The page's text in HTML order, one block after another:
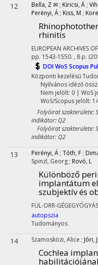
12 Bella, Z ✉ ; Kiricsi, Á ;
Perényi, Á ; Kiss, M ;
rhinitis
EUROPEAN ARCHIVES
pp. 1543-1550. , 8 p.
DOIWoS Scopus
Központi kezelésű
Nyilvános idéző
Nem jelölt: 0 | WoS
WoS/Scopus jelölt:
Folyóirat szakterülete:
indikátor: Q2
Folyóirat szakterülete:
indikátor: Q2
13 Perényi, Á ; Tóth, F ;
Spinzl, Georg ; Rovó, L
Különböző
implantátum
szubjektív és
FÜL-ORR-
autopszia
Tudományos
14 Szamosközi, Alice ; Jóri, J
Cochlea